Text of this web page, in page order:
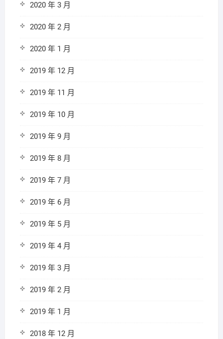
2020 年 3 月
2020 年 2 月
2020 年 1 月
2019 年 12 月
2019 年 11 月
2019 年 10 月
2019 年 9 月
2019 年 8 月
2019 年 7 月
2019 年 6 月
2019 年 5 月
2019 年 4 月
2019 年 3 月
2019 年 2 月
2019 年 1 月
2018 年 12 月